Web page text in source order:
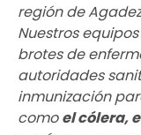
región de
Nuestros
brotes de
autoridades
inmunización
comoel cólera,